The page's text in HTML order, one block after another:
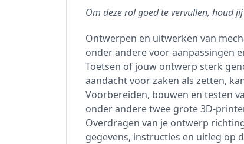
Om deze rol goed te vervullen, houd
Ontwerpen en uitwerken van
onder andere voor aanpassingen
Toetsen of jouw ontwerp sterk
aandacht voor zaken als zetten,
Voorbereiden, bouwen en testen
onder andere twee grote 3D-
Overdragen van je ontwerp
gegevens, instructies en uitleg op